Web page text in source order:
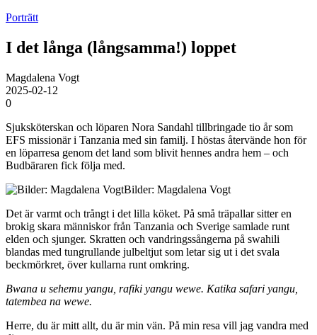
Porträtt
I det långa (långsamma!) loppet
Magdalena Vogt
2025-02-12
0
Sjuksköterskan och löparen Nora Sandahl tillbringade tio år som
EFS missionär i Tanzania med sin familj. I höstas återvände hon för
en löparresa genom det land som blivit hennes andra hem – och
Budbäraren fick följa med.
Bilder: Magdalena Vogt
Det är varmt och trångt i det lilla köket. På små träpallar sitter en
brokig skara människor från Tanzania och Sverige samlade runt
elden och sjunger. Skratten och vandringssångerna på swahili
blandas med tungrullande julbeltjut som letar sig ut i det svala
beckmörkret, över kullarna runt omkring.
Bwana u sehemu yangu, rafiki yangu wewe. Katika safari yangu,
tatembea na wewe.
Herre, du är mitt allt, du är min vän. På min resa vill jag vandra med